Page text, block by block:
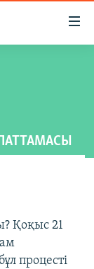
Қоқыс 21
процесті